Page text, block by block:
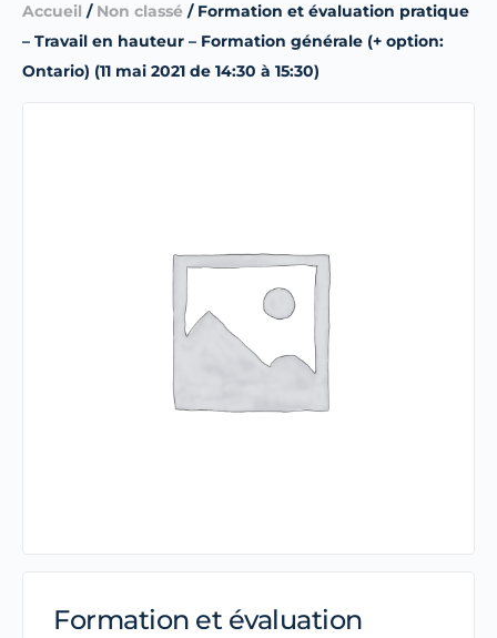
Accueil / Non classé / Formation et évaluation pratique
– Travail en hauteur – Formation générale (+ option:
Ontario) (11 mai 2021 de 14:30 à 15:30)
Formation et évaluation